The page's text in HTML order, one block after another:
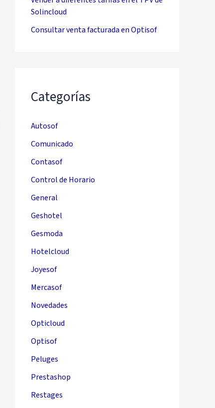
Solincloud
Consultar venta facturada en Optisof
Categorías
Autosof
Comunicado
Contasof
Control de Horario
General
Geshotel
Gesmoda
Hotelcloud
Joyesof
Mercasof
Novedades
Opticloud
Optisof
Peluges
Prestashop
Restages